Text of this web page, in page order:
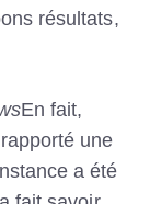
résultats,
En fait,
une
a été